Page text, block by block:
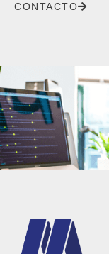
CONTACTO